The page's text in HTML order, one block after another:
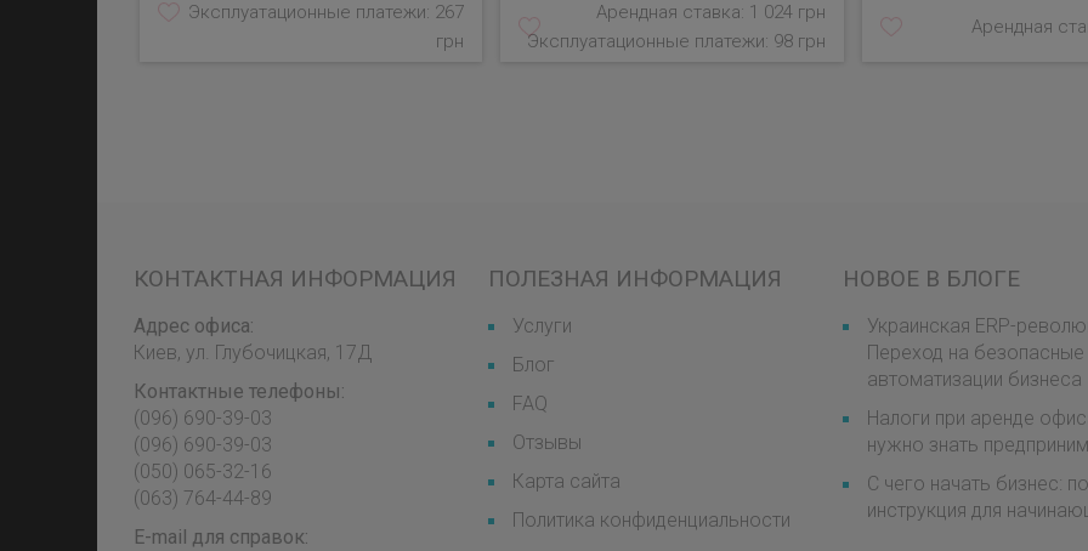
Эксплуатационные платежи: 267
грн
Арендная ставка: 1 024 грн
Эксплуатационные платежи: 98 грн
Арендная
КОНТАКТНАЯ ИНФОРМАЦИЯ
Адрес офиса:
Киев, ул. Глубочицкая, 17Д
Контактные телефоны:
(096) 690-39-03
‎(096) 690-39-03
‎(050) 065-32-16
‎(063) 764-44-89
E-mail для справок:
ПОЛЕЗНАЯ ИНФОРМАЦИЯ
Услуги
Блог
FAQ
Отзывы
Карта сайта
Политика конфиденциальности
НОВОЕ В БЛОГЕ
Украинская ERP-
Переход на
автоматизации бизнеса
Налоги при аренде
нужно знать
С чего начать бизнес:
инструкция для